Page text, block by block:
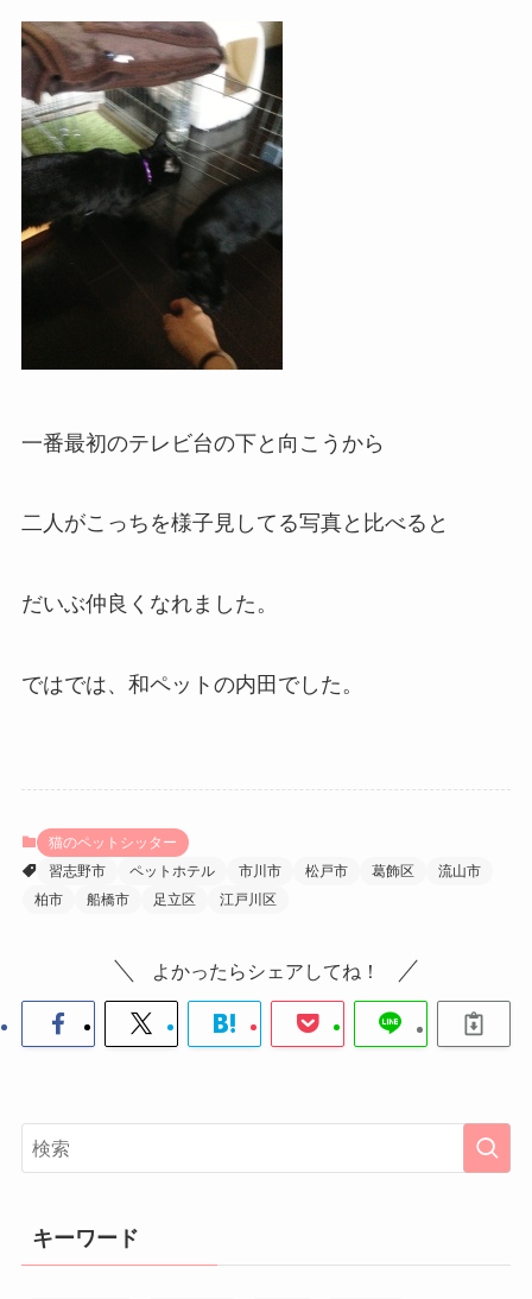
一番最初のテレビ台の下と向こうから
二人がこっちを様子見してる写真と比べると
だいぶ仲良くなれました。
ではでは、和ペットの内田でした。
猫のペットシッター
習志野市
ペットホテル 市川市 松戸市 葛飾区
流山市
柏市
船橋市 足立区 江戸川区
よかったらシェアしてね！
キーワード